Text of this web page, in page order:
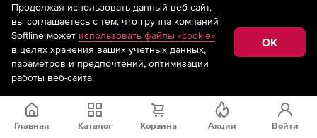
Добавить в корзину
Платформа nanoCAD 26 (конфигурация Pro), локальная
NC260P_CNL_12M_ACC_PRO_LINUX_PROLONG
Попробовать ДЕМО ⓘ
Главная Каталог Корзина Акции Войти
Продолжая использовать данный веб-сайт,
вы соглашаетесь с тем, что группа компаний
Softline может использовать файлы «cookie»
в целях хранения ваших учетных данных,
параметров и предпочтений, оптимизации
работы веб-сайта.
OK